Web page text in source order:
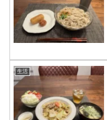
生活